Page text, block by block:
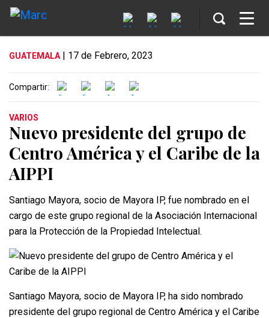
GUATEMALA| 17 de Febrero, 2023
Compartir:
VARIOS
Nuevo presidente del grupo de
Centro América y el Caribe de la
AIPPI
Santiago Mayora, socio de Mayora IP, fue nombrado en el
cargo de este grupo regional de la Asociación Internacional
para la Protección de la Propiedad Intelectual.
Santiago Mayora, socio de Mayora IP, ha sido nombrado
presidente del grupo regional de Centro América y el Caribe